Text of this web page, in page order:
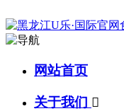
网站首页
关于我们 